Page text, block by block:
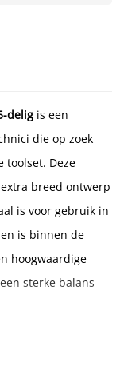
delig is een
die op zoek
toolset. Deze
breed ontwerp
is voor gebruik in
is binnen de
hoogwaardige
sterke balans